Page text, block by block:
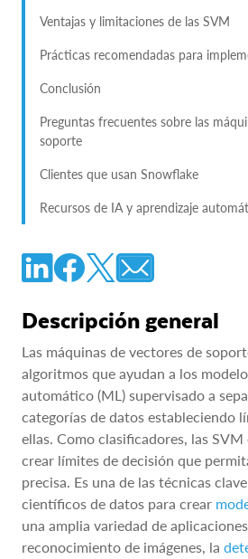
Ventajas y limitaciones de las SVM
Prácticas recomendadas para
Conclusión
Preguntas frecuentes sobre las
soporte
Clientes que usan Snowflake
Recursos de IA y aprendizaje
Descripción general
Las máquinas de vectores de
algoritmos que ayudan a los
automático (ML) supervisado a
categorías de datos estableciendo
ellas. Como clasificadores, las SVM
crear límites de decisión que
precisa. Es una de las técnicas
científicos de datos para crear
una amplia variedad de
reconocimiento de imágenes, la